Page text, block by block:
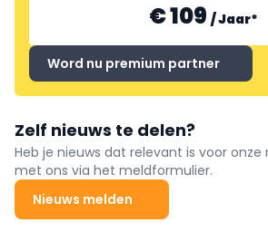
€ 109 /Jaar*
Word nu premium partner
Zelf nieuws te delen?
Heb je nieuws dat relevant is voor
met ons via het meldformulier.
Nieuws melden